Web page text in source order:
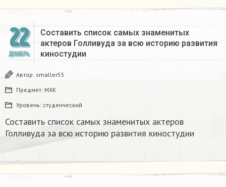
22
ДЕКАБРЬ
Составить список самых знаменитых
актеров Голливуда за всю историю развития
киностудии
Автор: smaller55
Предмет: МХК
Уровень: студенческий
Составить список самых знаменитых актеров
Голливуда за всю историю развития киностудии